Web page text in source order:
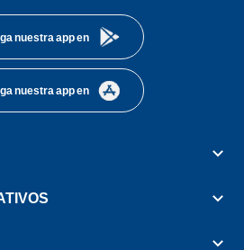
nuestra app en
nuestra app en